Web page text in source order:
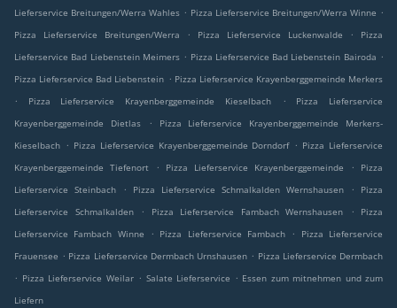
Lieferservice Breitungen/Werra Wahles . Pizza Lieferservice Breitungen/Werra Winne .
Pizza Lieferservice Breitungen/Werra
. Pizza Lieferservice Luckenwalde .
Pizza
Lieferservice Bad Liebenstein Meimers . Pizza Lieferservice Bad Liebenstein Bairoda .
Pizza Lieferservice Bad Liebenstein . Pizza Lieferservice Krayenberggemeinde Merkers
.
Pizza Lieferservice Krayenberggemeinde Kieselbach .
Pizza Lieferservice
Krayenberggemeinde Dietlas
.
Pizza Lieferservice Krayenberggemeinde Merkers-
Kieselbach . Pizza Lieferservice Krayenberggemeinde Dorndorf . Pizza Lieferservice
Krayenberggemeinde Tiefenort
. Pizza Lieferservice Krayenberggemeinde .
Pizza
Lieferservice Steinbach
. Pizza Lieferservice Schmalkalden Wernshausen .
Pizza
Lieferservice Schmalkalden
. Pizza Lieferservice Fambach Wernshausen .
Pizza
Lieferservice Fambach Winne
. Pizza Lieferservice Fambach .
Pizza Lieferservice
Frauensee . Pizza Lieferservice Dermbach Urnshausen . Pizza Lieferservice Dermbach
. Pizza Lieferservice Weilar . Salate Lieferservice . Essen zum mitnehmen und zum
Liefern